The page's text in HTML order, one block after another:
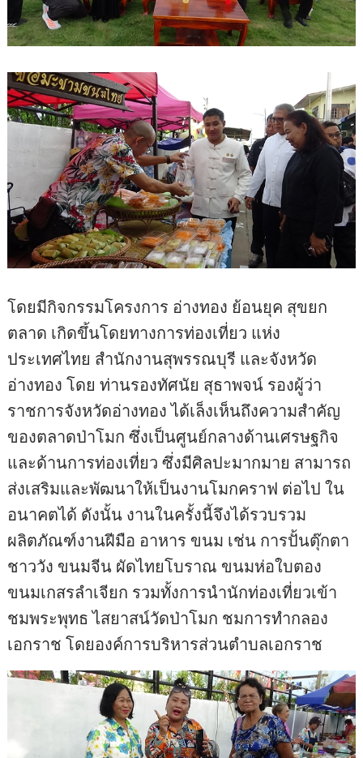
โดยมีกิจกรรมโครงการ อ่างทอง ย้อนยุค สุขยก
ตลาด เกิดขึ้นโดยทางการท่องเที่ยว แห่ง
ประเทศไทย สำนักงานสุพรรณบุรี และจังหวัด
อ่างทอง โดย ท่านรองทัศนัย สุธาพจน์ รองผู้ว่า
ราชการจังหวัดอ่างทอง ได้เล็งเห็นถึงความสำคัญ
ของตลาดป่าโมก ซึ่งเป็นศูนย์กลางด้านเศรษฐกิจ
และด้านการท่องเที่ยว ซึ่งมีศิลปะมากมาย สามารถ
ส่งเสริมและพัฒนาให้เป็นงานโมกคราฟ ต่อไป ใน
อนาคตได้ ดังนั้น งานในครั้งนี้จึงได้รวบรวม
ผลิตภัณฑ์งานฝีมือ อาหาร ขนม เช่น การปั้นตุ๊กตา
ชาววัง ขนมจีน ผัดไทยโบราณ ขนมห่อใบตอง
ขนมเกสรลำเจียก รวมทั้งการนำนักท่องเที่ยวเข้า
ชมพระพุทธ ไสยาสน์วัดป่าโมก ชมการทำกลอง
เอกราช โดยองค์การบริหารส่วนตำบลเอกราช